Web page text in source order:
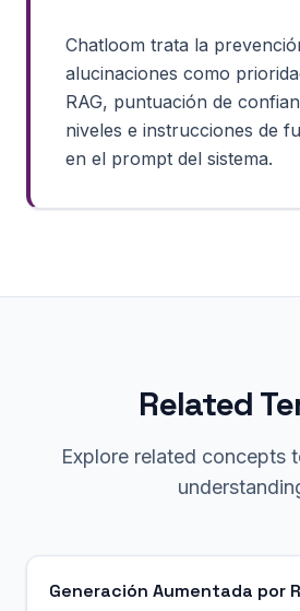
Chatloom trata la
alucinaciones como
RAG, puntuación de
niveles e instrucciones de
en el prompt del sistema.
Related
Explore related concepts
Generación Aumentada por